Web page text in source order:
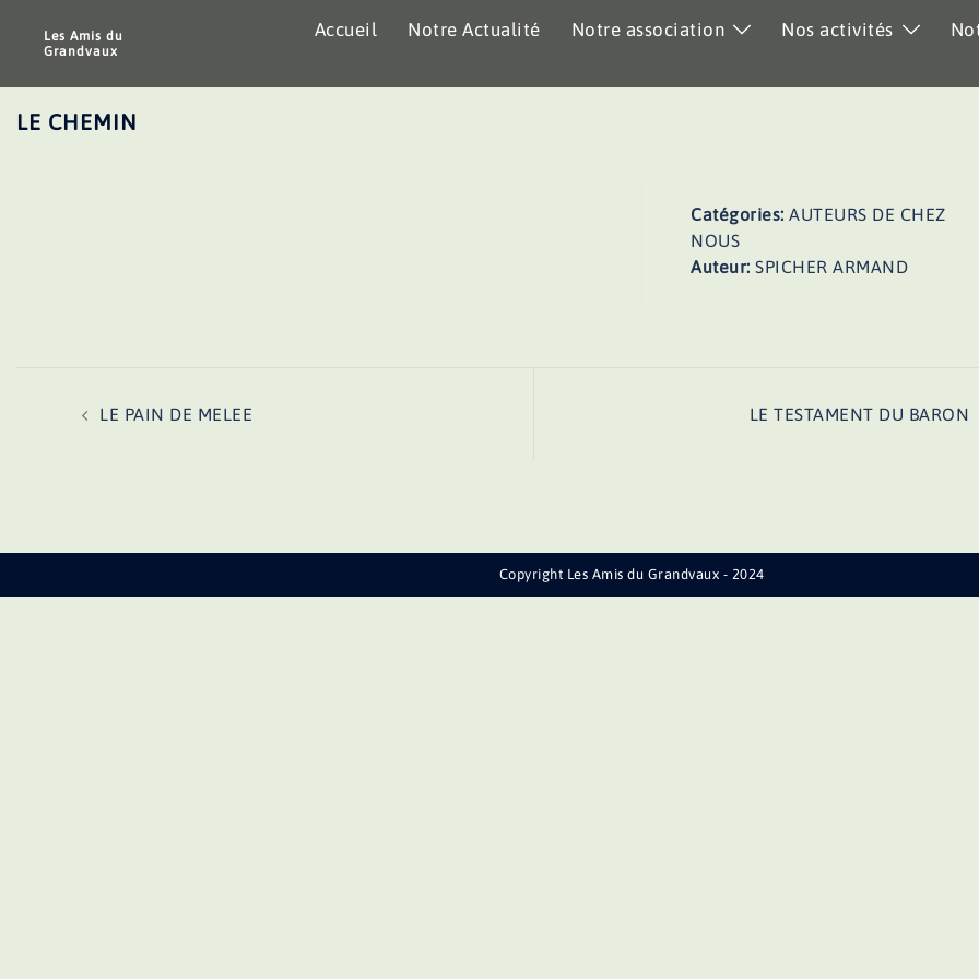
Les Amis du
Grandvaux
Accueil Notre Actualité Notre association Nos activités
LE CHEMIN
Catégories:AUTEURS DE CHEZ
NOUS
Auteur:SPICHER ARMAND
LE PAIN DE MELEE LE TESTAMENT DU BARON
Copyright Les Amis du Grandvaux - 2024